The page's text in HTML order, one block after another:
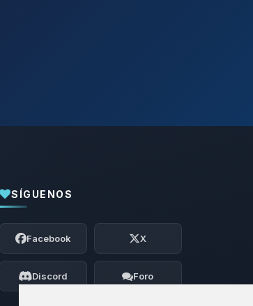
SÍGUENOS
Facebook X
Discord Foro
Yupi, por fin alguien con quien hablar!
Soy Choupy, tu pequeno asistente de
BoxToPlay. Cuentame que necesitas y
moveré mis pequenos circuitos para
ayudarte.
08/08/2026 06:51